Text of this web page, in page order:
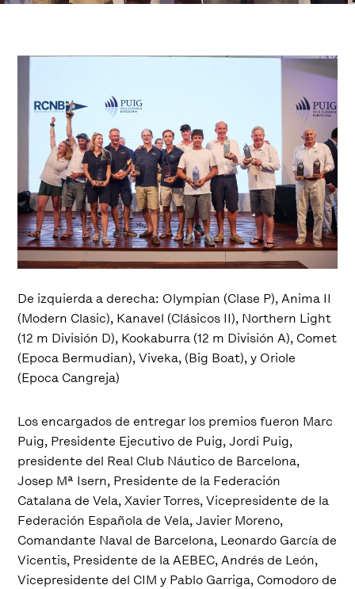
De izquierda a derecha: Olympian (Clase P), Anima II
(Modern Clasic), Kanavel (Clásicos II), Northern Light
(12 m División D), Kookaburra (12 m División A), Comet
(Epoca Bermudian), Viveka, (Big Boat), y Oriole
(Epoca Cangreja)
Los encargados de entregar los premios fueron Marc
Puig, Presidente Ejecutivo de Puig, Jordi Puig,
presidente del Real Club Náutico de Barcelona,
Josep Mª Isern, Presidente de la Federación
Catalana de Vela, Xavier Torres, Vicepresidente de la
Federación Española de Vela, Javier Moreno,
Comandante Naval de Barcelona, Leonardo García de
Vicentis, Presidente de la AEBEC, Andrés de León,
Vicepresidente del CIM y Pablo Garriga, Comodoro de